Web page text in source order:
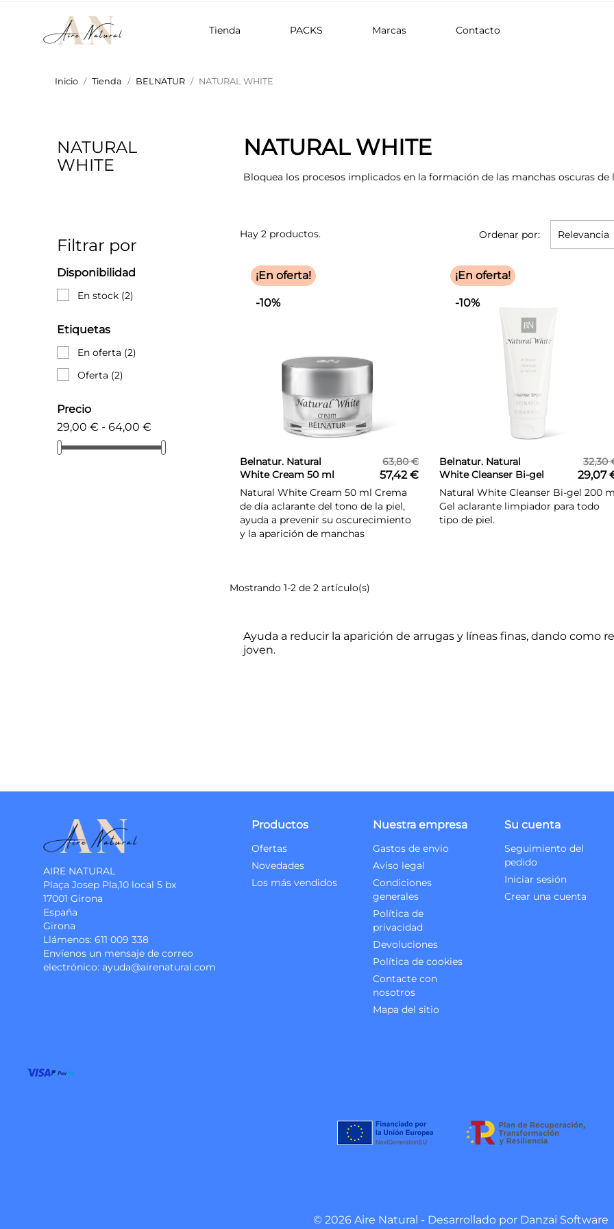
Tienda PACKS Marcas Contacto
Inicio Tienda BELNATUR NATURAL WHITE
NATURAL
WHITE
Filtrar por
Disponibilidad
En stock (2)
Etiquetas
En oferta (2)
Oferta (2)
Precio
29,00 € - 64,00 €
NATURAL WHITE
Bloquea los procesos implicados en la formación de las manchas oscuras de
Hay 2 productos. Ordenar por: Relevancia
Belnatur. Natural
White Cream 50 ml
63,80 €
57,42 €
Natural White Cream 50 ml Crema
de día aclarante del tono de la piel,
ayuda a prevenir su oscurecimiento
y la aparición de manchas
¡En oferta!
-10%
Belnatur. Natural
White Cleanser Bi-gel
200 ml
32,30
29,07
Natural White Cleanser Bi-gel 200
Gel aclarante limpiador para todo
tipo de piel.
¡En oferta!
-10%
Mostrando 1-2 de 2 artículo(s)
Ayuda a reducir la aparición de arrugas y líneas finas, dando como
joven.
AIRE NATURAL
Plaça Josep Pla,10 local 5 bx
17001 Girona
España
Girona
Llámenos: 611 009 338
Envíenos un mensaje de correo
electrónico: ayuda@airenatural.com
Productos
Ofertas
Novedades
Los más vendidos
Nuestra empresa
Gastos de envio
Aviso legal
Condiciones
generales
Política de
privacidad
Devoluciones
Política de cookies
Contacte con
nosotros
Mapa del sitio
Su cuenta
Seguimiento del
pedido
Iniciar sesión
Crear una cuenta
© 2026 Aire Natural - Desarrollado por Danzai Software